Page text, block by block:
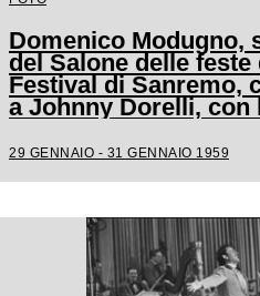
Domenico Modugno,
del Salone delle feste
Festival di Sanremo,
a Johnny Dorelli, con
29 GENNAIO - 31 GENNAIO 1959